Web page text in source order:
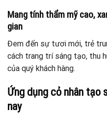
Mang tính thẩm mỹ cao,
gian
Đem đến sự tươi mới, trẻ
cách trang trí sáng tạo, thu
của quý khách hàng.
Ứng dụng cỏ nhân tạo
nay